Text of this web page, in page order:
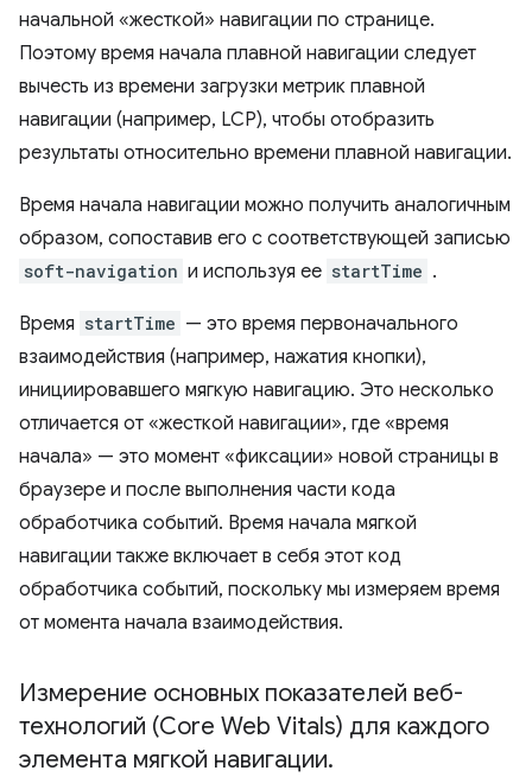
начальной «жесткой» навигации по странице.
Поэтому время начала плавной навигации следует
вычесть из времени загрузки метрик плавной
навигации (например, LCP), чтобы отобразить
результаты относительно времени плавной навигации.
Время начала навигации можно получить аналогичным
образом, сопоставив его с соответствующей записью
soft-navigation и используя ее startTime .
Время startTime — это время первоначального
взаимодействия (например, нажатия кнопки),
инициировавшего мягкую навигацию. Это несколько
отличается от «жесткой навигации», где «время
начала» — это момент «фиксации» новой страницы в
браузере и после выполнения части кода
обработчика событий. Время начала мягкой
навигации также включает в себя этот код
обработчика событий, поскольку мы измеряем время
от момента начала взаимодействия.
Измерение основных показателей веб-
технологий (Core Web Vitals) для каждого
элемента мягкой навигации.